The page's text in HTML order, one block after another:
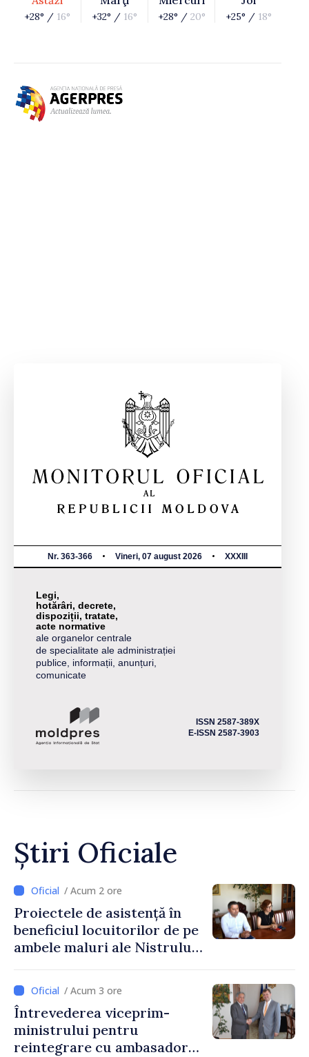
+28° / 16° +32° / 16° +28° / 20° +25° / 18°
Nr. 363-366 Vineri, 07 august 2026 XXXIII
Legi,
hotărâri, decrete,
dispoziții, tratate,
acte normative
ale organelor centrale
de specialitate ale administrației
publice, informații, anunțuri,
comunicate
ISSN 2587-389X
E-ISSN 2587-3903
Știri Oficiale
/ Acum 2 ore
Proiectele de asistență în
beneficiul locuitorilor de pe
ambele maluri ale Nistrului
viceprim-ministrului cu
reprezentanta rezidentă a
PNUD în Republica Moldova,
Daniela Gasparikova
/ Acum 3 ore
Întrevederea viceprim-
ministrului pentru
reintegrare cu ambasadorul